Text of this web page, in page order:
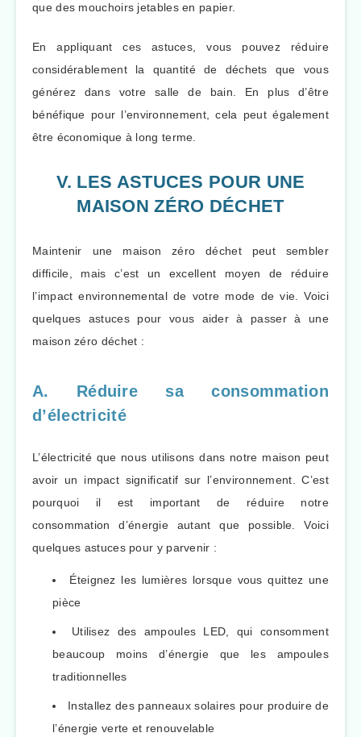
que des mouchoirs jetables en papier.
En appliquant ces astuces, vous pouvez réduire
considérablement la quantité de déchets que vous
générez dans votre salle de bain. En plus d’être
bénéfique pour l’environnement, cela peut également
être économique à long terme.
V. LES ASTUCES POUR UNE
MAISON ZÉRO DÉCHET
Maintenir une maison zéro déchet peut sembler
difficile, mais c’est un excellent moyen de réduire
l’impact environnemental de votre mode de vie. Voici
quelques astuces pour vous aider à passer à une
maison zéro déchet :
A. Réduire sa consommation
d’électricité
L’électricité que nous utilisons dans notre maison peut
avoir un impact significatif sur l’environnement. C’est
pourquoi il est important de réduire notre
consommation d’énergie autant que possible. Voici
quelques astuces pour y parvenir :
Éteignez les lumières lorsque vous quittez une
pièce
Utilisez des ampoules LED, qui consomment
beaucoup moins d’énergie que les ampoules
traditionnelles
Installez des panneaux solaires pour produire de
l’énergie verte et renouvelable